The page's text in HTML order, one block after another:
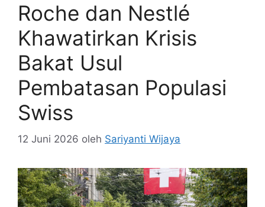
Roche dan Nestlé
Khawatirkan Krisis
Bakat Usul
Pembatasan Populasi
Swiss
12 Juni 2026 oleh Sariyanti Wijaya